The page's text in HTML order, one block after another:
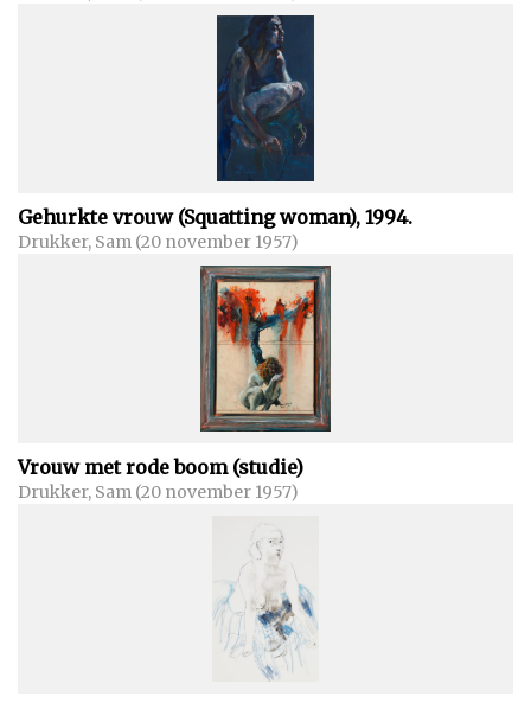
Gehurkte vrouw (Squatting woman), 1994.
Drukker, Sam (20 november 1957)
Vrouw met rode boom (studie)
Drukker, Sam (20 november 1957)